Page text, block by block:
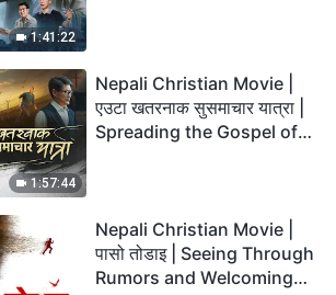
1:41:22
1:57:44
Nepali Christian Movie |
एउटा खतरनाक सुसमाचार यात्रा |
Spreading the Gospel of
Nepali Christian Movie |
पासो तोडाइ | Seeing Through
Rumors and Welcoming